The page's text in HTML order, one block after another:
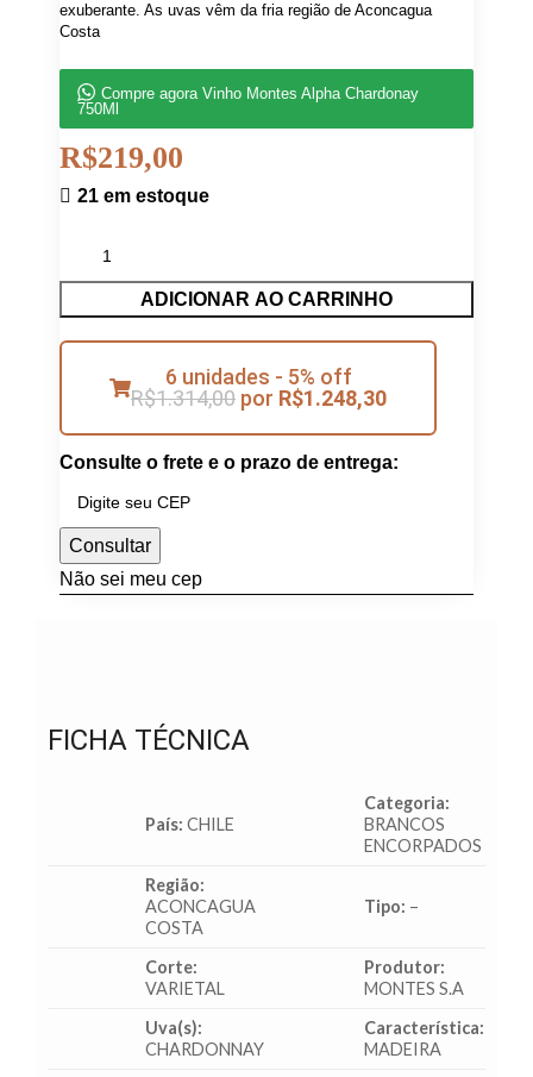
exuberante. As uvas vêm da fria região de Aconcagua
Costa
Compre agora Vinho Montes Alpha Chardonay
750Ml
R$219,00
21 em estoque
ADICIONAR AO CARRINHO
6 unidades - 5% off
R$1.314,00 por R$1.248,30
Consulte o frete e o prazo de entrega:
Consultar
Não sei meu cep
FICHA TÉCNICA
País: CHILE
Categoria:
BRANCOS
ENCORPADOS
Região:
ACONCAGUA
COSTA
Tipo: –
Corte:
VARIETAL
Produtor:
MONTES S.A
Uva(s):
CHARDONNAY
Característica:
MADEIRA